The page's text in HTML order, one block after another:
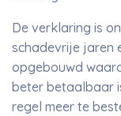
De verklaring is
schadevrije jaren
opgebouwd
beter betaalbaar
regel meer te